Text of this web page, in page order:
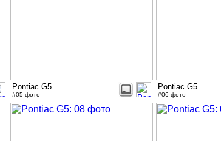
Pontiac G5
#05 фото
Pontiac G5
#06 фото